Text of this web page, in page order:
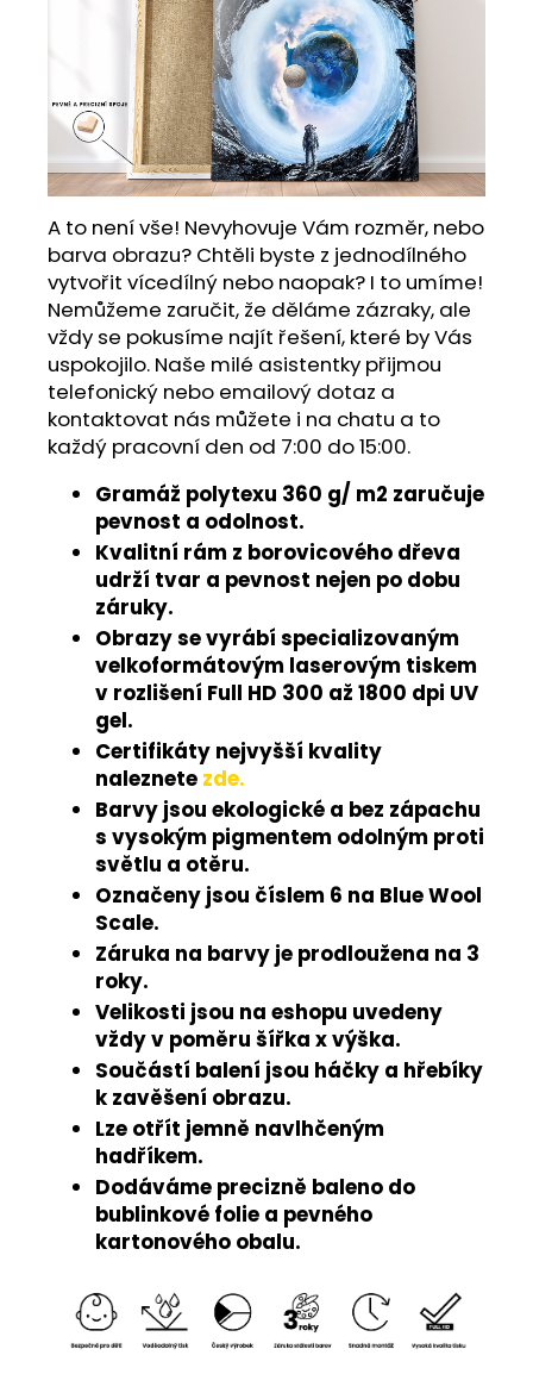
A to není vše! Nevyhovuje Vám rozměr, nebo
barva obrazu? Chtěli byste z jednodílného
vytvořit vícedílný nebo naopak? I to umíme!
Nemůžeme zaručit, že děláme zázraky, ale
vždy se pokusíme najít řešení, které by Vás
uspokojilo. Naše milé asistentky přijmou
telefonický nebo emailový dotaz a
kontaktovat nás můžete i na chatu a to
každý pracovní den od 7:00 do 15:00.
Gramáž polytexu 360 g/ m2 zaručuje
pevnost a odolnost.
Kvalitní rám z borovicového dřeva
udrží tvar a pevnost nejen po dobu
záruky.
Obrazy se vyrábí specializovaným
velkoformátovým laserovým tiskem
v rozlišení Full HD 300 až 1800 dpi UV
gel.
Certifikáty nejvyšší kvality
naleznete zde.
Barvy jsou ekologické a bez zápachu
s vysokým pigmentem odolným proti
světlu a otěru.
Označeny jsou číslem 6 na Blue Wool
Scale.
Záruka na barvy je prodloužena na 3
roky.
Velikosti jsou na eshopu uvedeny
vždy v poměru šířka x výška.
Součástí balení jsou háčky a hřebíky
k zavěšení obrazu.
Lze otřít jemně navlhčeným
hadříkem.
Dodáváme precizně baleno do
bublinkové folie a pevného
kartonového obalu.